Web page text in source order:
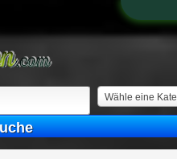
Wähle eine